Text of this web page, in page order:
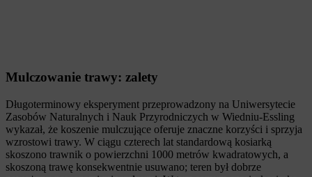
Mulczowanie trawy: zalety
Długoterminowy eksperyment przeprowadzony na Uniwersytecie
Zasobów Naturalnych i Nauk Przyrodniczych w Wiedniu-Essling
wykazał, że koszenie mulczujące oferuje znaczne korzyści i sprzyja
wzrostowi trawy. W ciągu czterech lat standardową kosiarką
skoszono trawnik o powierzchni 1000 metrów kwadratowych, a
skoszoną trawę konsekwentnie usuwano; teren był dobrze